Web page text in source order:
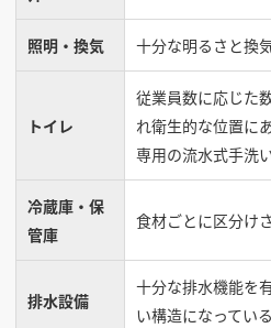
照明・換気 十分な明るさと換
トイレ
従業員数に応じた
れ衛生的な位置に
専用の流水式手洗
冷蔵庫・保
管庫
食材ごとに区分け
排水設備
十分な排水機能を
い構造になってい